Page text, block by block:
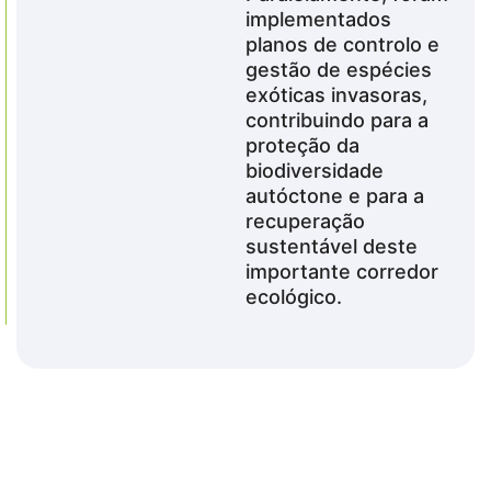
implementados
planos de controlo e
gestão de espécies
exóticas invasoras,
contribuindo para a
proteção da
biodiversidade
autóctone e para a
recuperação
sustentável deste
importante corredor
ecológico.